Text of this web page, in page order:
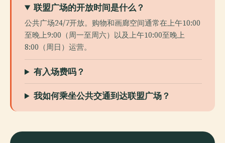
联盟广场的开放时间是什么？
公共广场24/7开放。购物和画廊空间通常在上午10:00
至晚上9:00（周一至周六）以及上午10:00至晚上
8:00（周日）运营。
有入场费吗？
我如何乘坐公共交通到达联盟广场？